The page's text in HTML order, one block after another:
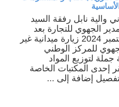
والية نابل رفقة السيد
الجهوي للتجارة بعد
ظهر يوم الأربعاء 18 سبتمبر 2024 زيارة ميدانية غير
للمركز الوطني
لتوزيع المواد
إحدى المكتبات الخاصة
إضافة إلى ...